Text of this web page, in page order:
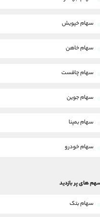
سهام خپویش
سهام خاهن
سهام چافست
سهام جوین
سهام بمپنا
سهام خودرو
های پر بازدید
سهام بتک